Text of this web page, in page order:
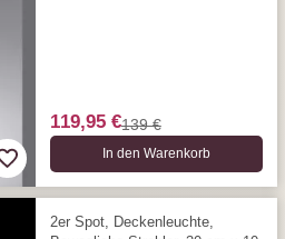
119,95 €139 €
In den Warenkorb
2er Spot, Deckenleuchte,